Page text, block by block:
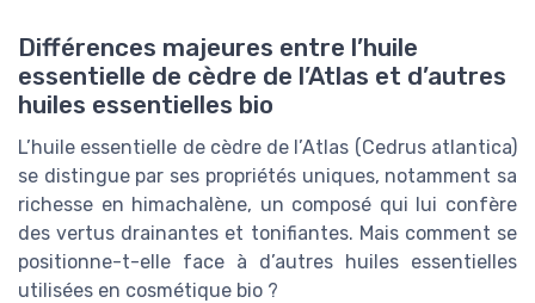
Différences majeures entre l’huile
essentielle de cèdre de l’Atlas et d’autres
huiles essentielles bio
L’huile essentielle de cèdre de l’Atlas (Cedrus atlantica)
se distingue par ses propriétés uniques, notamment sa
richesse en himachalène, un composé qui lui confère
des vertus drainantes et tonifiantes. Mais comment se
positionne-t-elle face à d’autres huiles essentielles
utilisées en cosmétique bio ?